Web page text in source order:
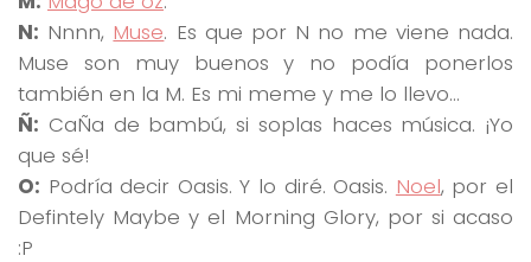
N: Nnnn, Muse. Es que por N no me viene nada.
Muse son muy buenos y no podía ponerlos
también en la M. Es mi meme y me lo llevo…
Ñ: CaÑa de bambú, si soplas haces música. ¡Yo
que sé!
O: Podría decir Oasis. Y lo diré. Oasis. Noel, por el
Defintely Maybe y el Morning Glory, por si acaso
:P